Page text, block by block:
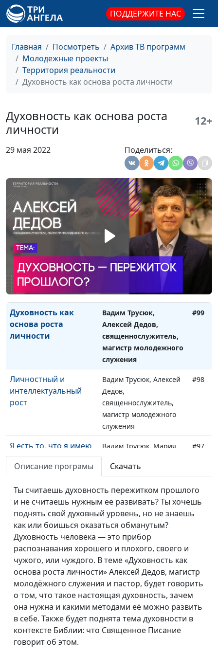
ПОДДЕРЖИТЕ НАС
Главная Посмотреть
Архив ТВ программ
Молодежные проекты
Территория реальности
Духовность как основа роста личности
Духовность как основа роста
личности
12+
29 мая 2022 Поделиться:
молодежный лидер,
основатель и спикер
дней"
Как связаться с
Богом?
священнослужитель,
основатель и спикер
проекта "К Богу за 30
Будь с Богом на связи
Вадим Трусюк, Антон
Бойков,
священнослужитель,
молодежный лидер,
основатель и спикер
проекта "К Богу за 30
#101
Взаимоотношения и
личностный рост
Вадим Трусюк, Алексей
Дедов,
священнослужитель,
магистр молодежного
служения
#100
Духовность как
основа роста
личности
Вадим Трусюк,
Алексей Дедов,
священнослужитель,
магистр молодежного
служения
#99
Личностный и
интеллектуальный
рост
Вадим Трусюк, Алексей
Дедов,
священнослужитель,
магистр молодежного
служения
#98
Я есть то, что я имею
Вадим Трусюк, Мария
консультант
#97
Я есть то, что обо
мне думают другие
Вадим Трусюк, Мария
Вачева, психолог-
консультант
#96
Я есть то, что я
делаю?
Вадим Трусюк, Мария
Вачева, психолог-
консультант
Ценности как основа
целей
Вадим Трусюк, Ольга
Лебедева, клинический
психолог
#94
Как поменять свою
жизнь и всё не
бросить
Вадим Трусюк, Ольга
Лебедева, клинический
#93
Описание програмы Скачать
Ты считаешь духовность пережитком прошлого
и не считаешь нужным её развивать? Ты хочешь
поднять свой духовный уровень, но не знаешь
как или боишься оказаться обманутым?
Духовность человека — это прибор
распознавания хорошего и плохого, своего и
чужого, или чуждого. В теме «Духовность как
основа роста личности» Алексей Дедов, магистр
молодёжного служения и пастор, будет говорить
о том, что такое настоящая духовность, зачем
она нужна и какими методами её можно развить
в себе. Также будет поднята тема духовности в
контексте Библии: что Священное Писание
говорит об этом.